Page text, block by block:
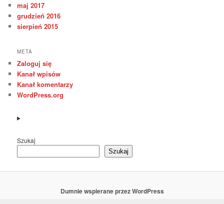
maj 2017
grudzień 2016
sierpień 2015
META
Zaloguj się
Kanał wpisów
Kanał komentarzy
WordPress.org
Szukaj
Szukaj
Dumnie wspierane przez WordPress